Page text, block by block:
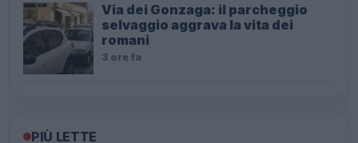
Via dei Gonzaga: il parcheggio
selvaggio aggrava la vita dei
romani
3 ore fa
PIÙ LETTE